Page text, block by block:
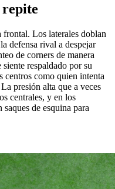
frontal. Los laterales doblan
defensa rival a despejar
de corners de manera
respaldado por su
centros como quien intenta
presión alta que a veces
centrales, y en los
de esquina para